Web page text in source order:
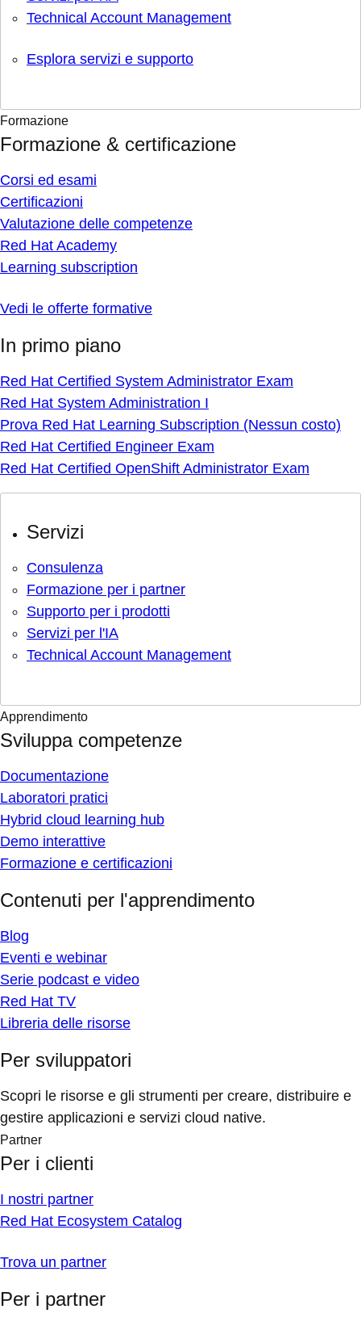
Technical Account Management
Esplora servizi e supporto
Formazione
Formazione & certificazione
Corsi ed esami
Certificazioni
Valutazione delle competenze
Red Hat Academy
Learning subscription
Vedi le offerte formative
In primo piano
Red Hat Certified System Administrator Exam
Red Hat System Administration I
Prova Red Hat Learning Subscription (Nessun costo)
Red Hat Certified Engineer Exam
Red Hat Certified OpenShift Administrator Exam
Servizi
Consulenza
Formazione per i partner
Supporto per i prodotti
Servizi per l'IA
Technical Account Management
Apprendimento
Sviluppa competenze
Documentazione
Laboratori pratici
Hybrid cloud learning hub
Demo interattive
Formazione e certificazioni
Contenuti per l'apprendimento
Blog
Eventi e webinar
Serie podcast e video
Red Hat TV
Libreria delle risorse
Per sviluppatori
Scopri le risorse e gli strumenti per creare, distribuire e
gestire applicazioni e servizi cloud native.
Partner
Per i clienti
I nostri partner
Red Hat Ecosystem Catalog
Trova un partner
Per i partner